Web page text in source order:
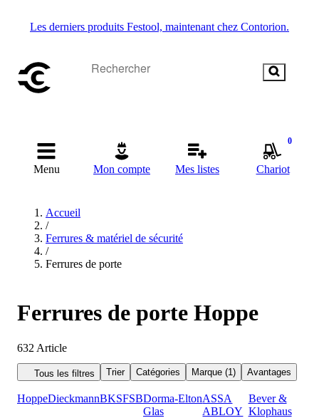
Les derniers produits Festool, maintenant chez Contorion.
Menu Mon compte Mes listes
0
Chariot
Accueil
/
Ferrures & matériel de sécurité
/
Ferrures de porte
Ferrures de porte Hoppe
632 Article
Tous les filtres Trier Catégories Marque (1) Avantages
HoppeDieckmannBKSFSBDorma-
Glas
EltonASSA
ABLOY
Bever &
Klophaus